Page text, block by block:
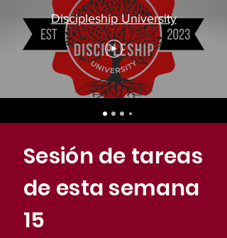
Discipleship University
Sesión de tareas
de esta semana
15